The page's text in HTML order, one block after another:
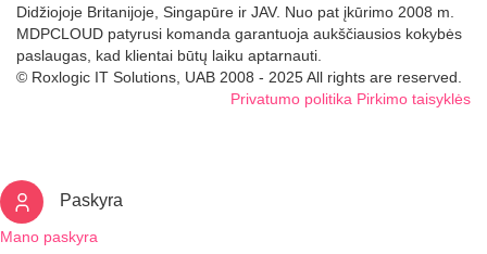
Didžiojoje Britanijoje, Singapūre ir JAV. Nuo pat įkūrimo 2008 m.
MDPCLOUD patyrusi komanda garantuoja aukščiausios kokybės
paslaugas, kad klientai būtų laiku aptarnauti.
© Roxlogic IT Solutions, UAB 2008 - 2025 All rights are reserved.
Privatumo politika Pirkimo taisyklės
Paskyra
Mano paskyra